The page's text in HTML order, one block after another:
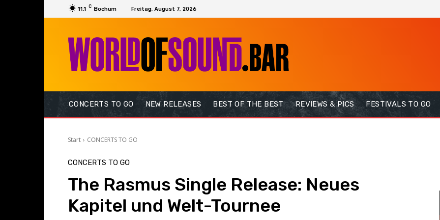
11.1 C Bochum Freitag, August 7, 2026
CONCERTS TO GO NEW RELEASES BEST OF THE BEST REVIEWS & PICS FESTIVALS TO GO
Start CONCERTS TO GO
CONCERTS TO GO
The Rasmus Single Release: Neues
Kapitel und Welt-Tournee